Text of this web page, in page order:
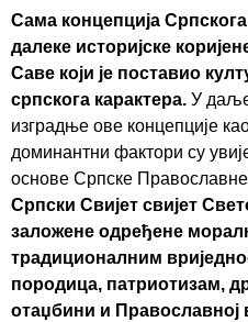
Сама концепција
далеке историјске
Саве који је поставио
српскога карактера. У
изградње ове концепције
доминантни фактори су
основе Српске
Српски Свијет свијет
заложене одређене
традиционалним
породица, патриотизам,
отаџбини и Православној